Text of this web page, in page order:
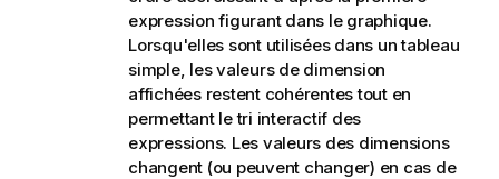
expression figurant dans le graphique.
Lorsqu'elles sont utilisées dans un tableau
simple, les valeurs de dimension
affichées restent cohérentes tout en
permettant le tri interactif des
expressions. Les valeurs des dimensions
changent (ou peuvent changer) en cas de